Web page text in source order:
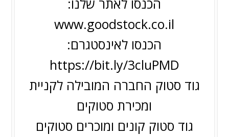
הכנסו לאתר שלנו:
www.goodstock.co.il
הכנסו לאינסטגרם:
https://bit.ly/3cluPMD
גוד סטוק החברה המובילה לקניית
ומכירת סטוקים
גוד סטוק קונים ומוכרים סטוקים